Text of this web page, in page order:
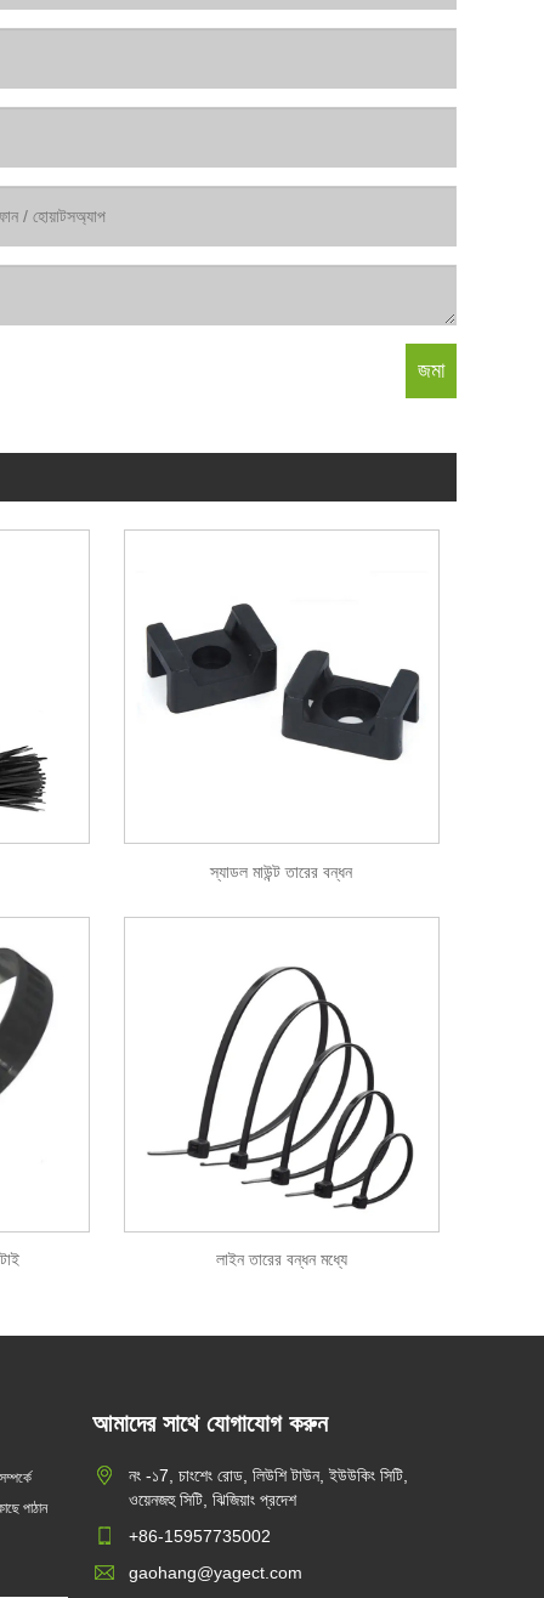
স্যাডল মাউন্ট তারের বন্ধন
লাইন তারের বন্ধন মধ্যে
সুরক্ষা
নাইলন কেবল টাই রক্ষণাবেক্ষণের টিপস!
2024/11/12
সম্পর্কের প্রয়োগও প্রসারিত হয়েছে এবং এটি
পাঠান
আমাদের সাথে যোগাযোগ করুন
নং -১7, চাংশেং রোড, লিউশি টাউন, ইউউকিং সিটি,
ওয়েনজহু সিটি, ঝিজিয়াং প্রদেশ
+86-15957735002
gaohang@yagect.com